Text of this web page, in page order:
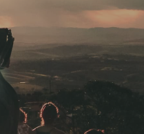
Les labels RSE
pratiques RSE